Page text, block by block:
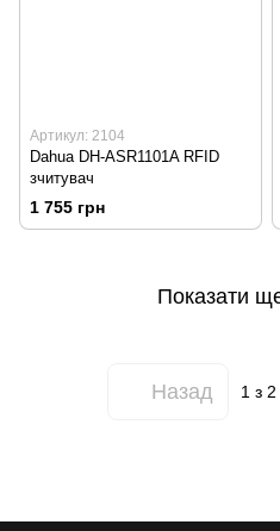
Артикул: 2104
Dahua DH-ASR1101A RFID
зчитувач
1 755 грн
Показати
Назад 1з 2